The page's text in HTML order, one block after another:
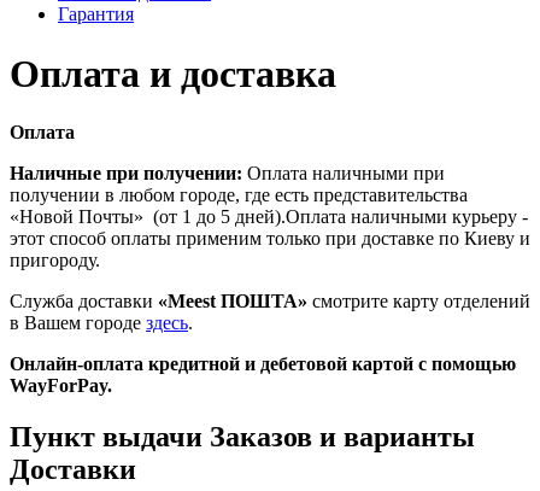
Гарантия
Оплата и доставка
Оплата
Наличные при получении: Оплата наличными при
получении в любом городе, где есть представительства
«Новой Почты» (от 1 до 5 дней).Оплата наличными курьеру -
этот способ оплаты применим только при доставке по Киеву и
пригороду.
Служба доставки «Meest ПОШТА» смотрите карту отделений
в Вашем городе здесь.
Онлайн-оплата кредитной и дебетовой картой с помощью
WayForPay.
Пункт выдачи Заказов и варианты
Доставки